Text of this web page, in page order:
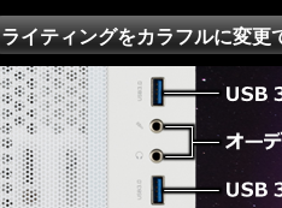
ライティングをカラフルに変